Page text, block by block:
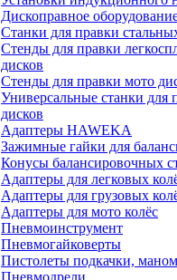
Дископравное
Станки для правки
Стенды для правки
дисков
Стенды для правки мото
Универсальные станки для
дисков
Адаптеры HAWEKA
Зажимные гайки для
Конусы балансировочных
Адаптеры для легковых
Адаптеры для грузовых
Адаптеры для мото колёс
Пневмоинструмент
Пневмогайковерты
Пистолеты подкачки,
Пневмодрели